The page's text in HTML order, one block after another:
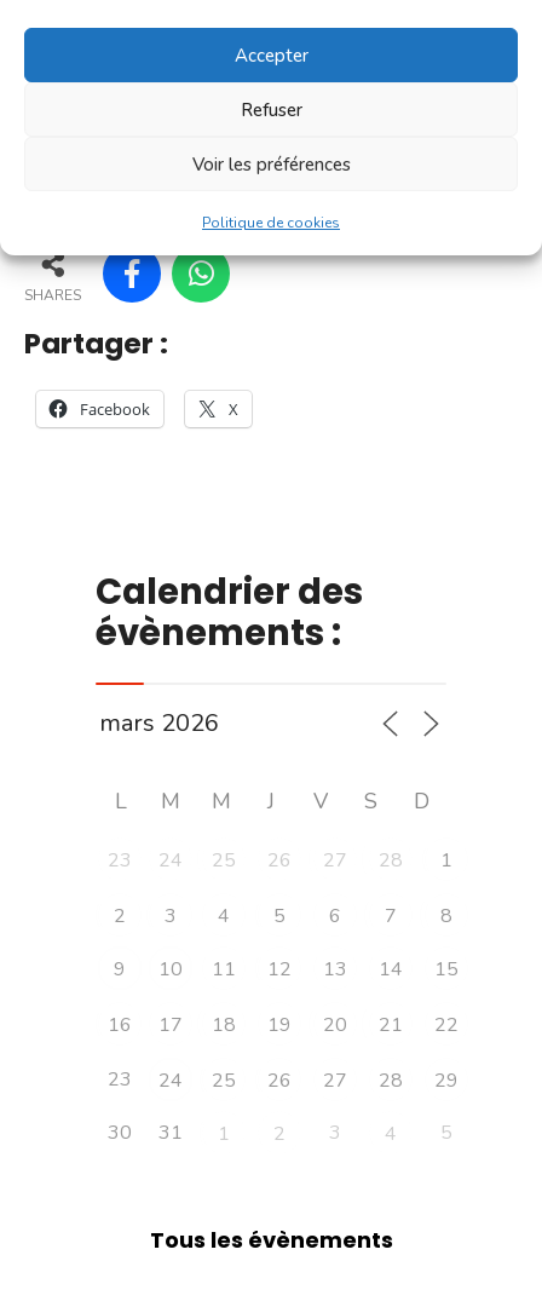
Accepter
Refuser
Voir les préférences
Politique de cookies
[...]
En savoir plus
SHARES
Partager :
Facebook X
Calendrier des
évènements :
L M M J V S D
23 24 25 26 27 28 1
2 3 4 5 6 7
8
9
10 11 12 13 14 15
16 17 18 19 20 21 22
23 24 25 26 27 28
29
30
31 1 2 3 4 5
Tous les évènements